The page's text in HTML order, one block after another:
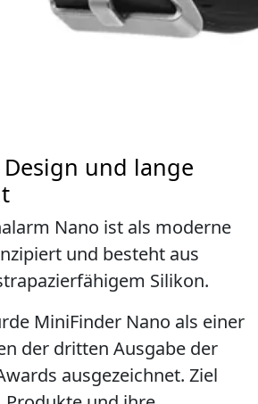
Design und lange
Nano ist als moderne
und besteht aus
Silikon.
MiniFinder Nano als einer
der dritten Ausgabe der
ausgezeichnet. Ziel